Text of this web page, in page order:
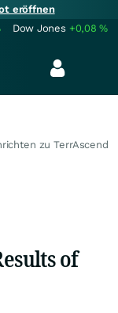
eröffnen
Dow Jones +0,08%
zu TerrAscend
of